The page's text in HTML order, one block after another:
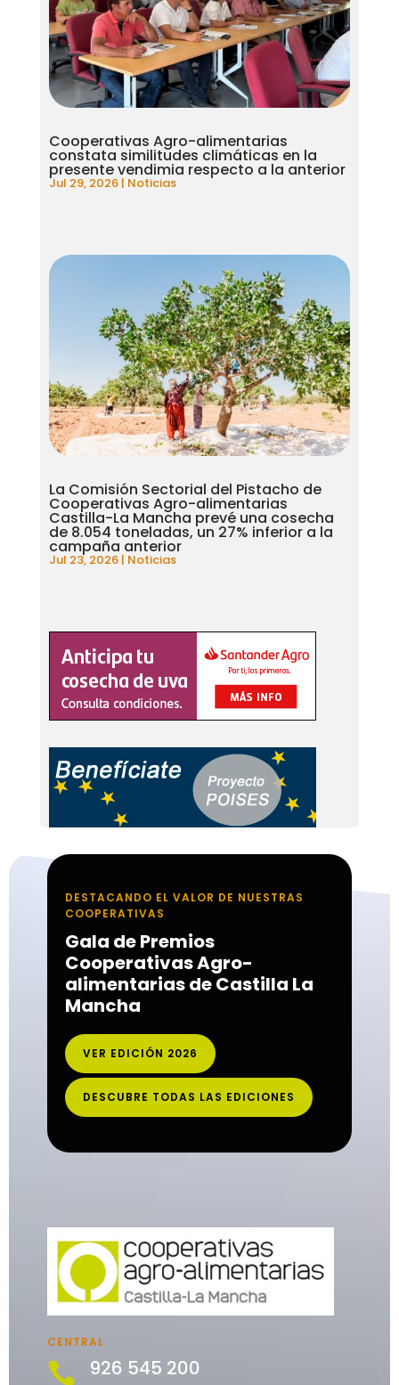
Cooperativas Agro-alimentarias
constata similitudes climáticas en la
presente vendimia respecto a la anterior
Jul 29, 2026| Noticias
La Comisión Sectorial del Pistacho de
Cooperativas Agro-alimentarias
Castilla-La Mancha prevé una cosecha
de 8.054 toneladas, un 27% inferior a la
campaña anterior
Jul 23, 2026| Noticias
DESTACANDO EL VALOR DE NUESTRAS
COOPERATIVAS
Gala de Premios
Cooperativas Agro-
alimentarias de Castilla La
Mancha
VER EDICIÓN 2026
DESCUBRE TODAS LAS EDICIONES
CENTRAL
 926 545 200